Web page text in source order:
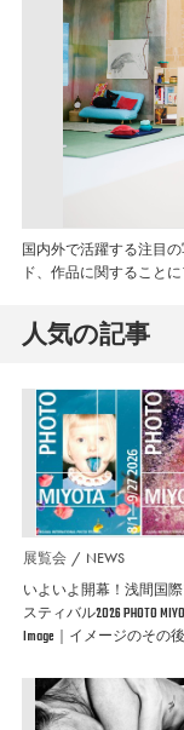
国内外で活躍する注目
ド、作品に関すること
人気の記事
展覧会 NEWS
いよいよ開幕！浅間国
スティバル2026 PHOTO
Image｜イメージのその後